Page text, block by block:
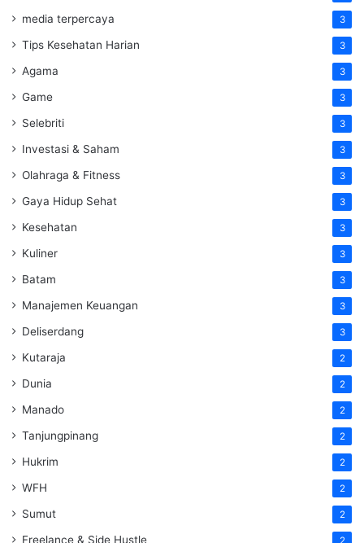
media terpercaya 3
Tips Kesehatan Harian 3
Agama 3
Game 3
Selebriti 3
Investasi & Saham 3
Olahraga & Fitness 3
Gaya Hidup Sehat 3
Kesehatan 3
Kuliner 3
Batam 3
Manajemen Keuangan 3
Deliserdang 3
Kutaraja 2
Dunia 2
Manado 2
Tanjungpinang 2
Hukrim 2
WFH 2
Sumut 2
Freelance & Side Hustle 2